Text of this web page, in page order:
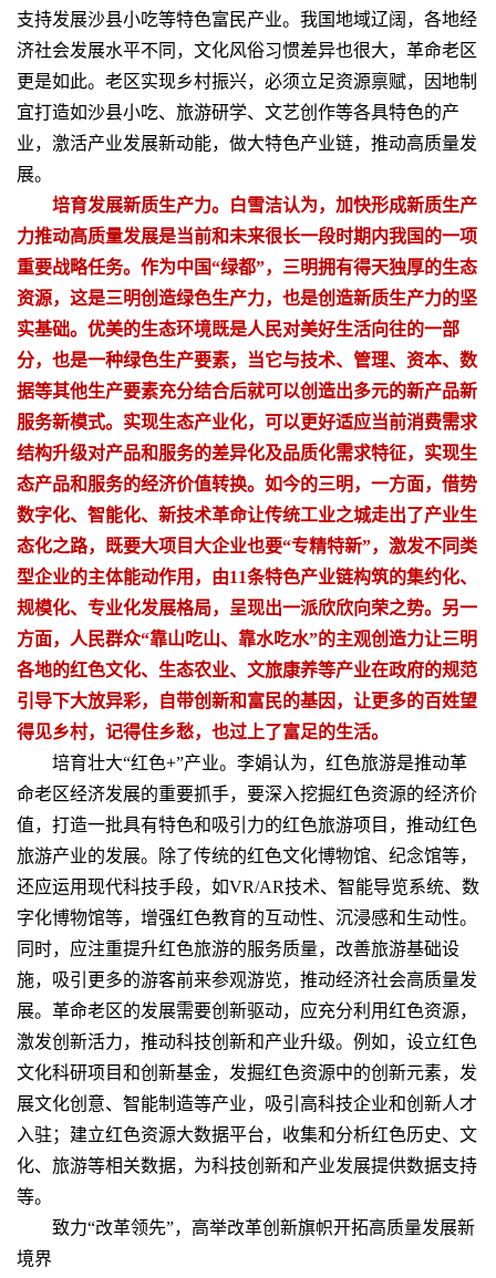
支持发展沙县小吃等特色富民产业。我国地域辽阔，各地经
济社会发展水平不同，文化风俗习惯差异也很大，革命老区
更是如此。老区实现乡村振兴，必须立足资源禀赋，因地制
宜打造如沙县小吃、旅游研学、文艺创作等各具特色的产
业，激活产业发展新动能，做大特色产业链，推动高质量发
展。
培育发展新质生产力。白雪洁认为，加快形成新质生产
力推动高质量发展是当前和未来很长一段时期内我国的一项
重要战略任务。作为中国“绿都”，三明拥有得天独厚的生态
资源，这是三明创造绿色生产力，也是创造新质生产力的坚
实基础。优美的生态环境既是人民对美好生活向往的一部
分，也是一种绿色生产要素，当它与技术、管理、资本、数
据等其他生产要素充分结合后就可以创造出多元的新产品新
服务新模式。实现生态产业化，可以更好适应当前消费需求
结构升级对产品和服务的差异化及品质化需求特征，实现生
态产品和服务的经济价值转换。如今的三明，一方面，借势
数字化、智能化、新技术革命让传统工业之城走出了产业生
态化之路，既要大项目大企业也要“专精特新”，激发不同类
型企业的主体能动作用，由11条特色产业链构筑的集约化、
规模化、专业化发展格局，呈现出一派欣欣向荣之势。另一
方面，人民群众“靠山吃山、靠水吃水”的主观创造力让三明
各地的红色文化、生态农业、文旅康养等产业在政府的规范
引导下大放异彩，自带创新和富民的基因，让更多的百姓望
得见乡村，记得住乡愁，也过上了富足的生活。
培育壮大“红色+”产业。李娟认为，红色旅游是推动革
命老区经济发展的重要抓手，要深入挖掘红色资源的经济价
值，打造一批具有特色和吸引力的红色旅游项目，推动红色
旅游产业的发展。除了传统的红色文化博物馆、纪念馆等，
还应运用现代科技手段，如VR/AR技术、智能导览系统、数
字化博物馆等，增强红色教育的互动性、沉浸感和生动性。
同时，应注重提升红色旅游的服务质量，改善旅游基础设
施，吸引更多的游客前来参观游览，推动经济社会高质量发
展。革命老区的发展需要创新驱动，应充分利用红色资源，
激发创新活力，推动科技创新和产业升级。例如，设立红色
文化科研项目和创新基金，发掘红色资源中的创新元素，发
展文化创意、智能制造等产业，吸引高科技企业和创新人才
入驻；建立红色资源大数据平台，收集和分析红色历史、文
化、旅游等相关数据，为科技创新和产业发展提供数据支持
等。
致力“改革领先”，高举改革创新旗帜开拓高质量发展新
境界